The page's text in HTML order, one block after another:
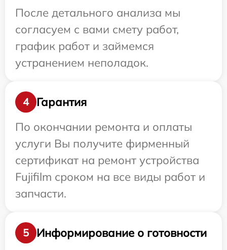
После детального анализа мы
согласуем с вами смету работ,
график работ и займемся
устранением неполадок.
4
Гарантия
По окончании ремонта и оплаты
услуги Вы получите фирменный
сертификат на ремонт устройства
Fujifilm сроком на все виды работ и
запчасти.
5
Информирование о готовности